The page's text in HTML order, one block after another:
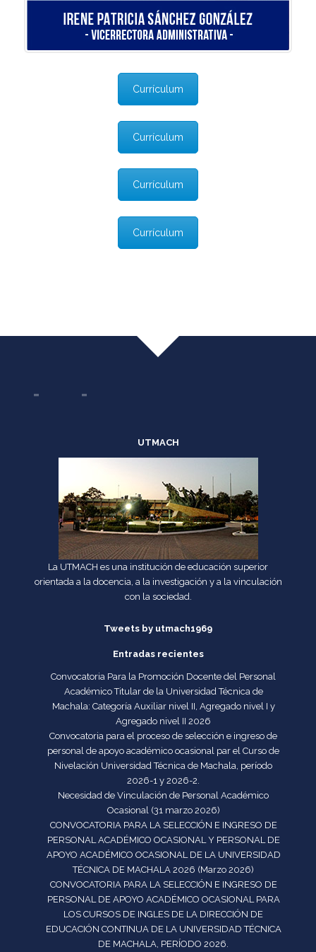
Currículum
Currículum
Currículum
Currículum
UTMACH
La UTMACH es una institución de educación superior
orientada a la docencia, a la investigación y a la vinculación
con la sociedad.
Tweets by utmach1969
Entradas recientes
Convocatoria Para la Promoción Docente del Personal
Académico Titular de la Universidad Técnica de
Machala: Categoría Auxiliar nivel II, Agregado nivel I y
Agregado nivel II 2026
Convocatoria para el proceso de selección e ingreso de
personal de apoyo académico ocasional par el Curso de
Nivelación Universidad Técnica de Machala, período
2026-1 y 2026-2.
Necesidad de Vinculación de Personal Académico
Ocasional (31 marzo 2026)
CONVOCATORIA PARA LA SELECCIÓN E INGRESO DE
PERSONAL ACADÉMICO OCASIONAL Y PERSONAL DE
APOYO ACADÉMICO OCASIONAL DE LA UNIVERSIDAD
TÉCNICA DE MACHALA 2026 (Marzo 2026)
CONVOCATORIA PARA LA SELECCIÓN E INGRESO DE
PERSONAL DE APOYO ACADÉMICO OCASIONAL PARA
LOS CURSOS DE INGLES DE LA DIRECCIÓN DE
EDUCACIÓN CONTINUA DE LA UNIVERSIDAD TÉCNICA
DE MACHALA, PERÍODO 2026.